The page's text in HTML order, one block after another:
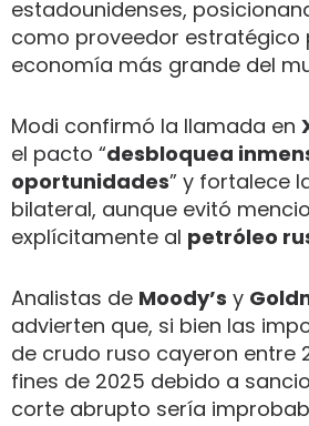
estadounidenses,
como proveedor estratégico
economía más grande del
Modi confirmó la llamada en
el pacto “desbloquea
oportunidades” y fortalece
bilateral, aunque evitó
explícitamente al petróleo
Analistas de Moody’s y
advierten que, si bien las
de crudo ruso cayeron entre
fines de 2025 debido a
corte abrupto sería